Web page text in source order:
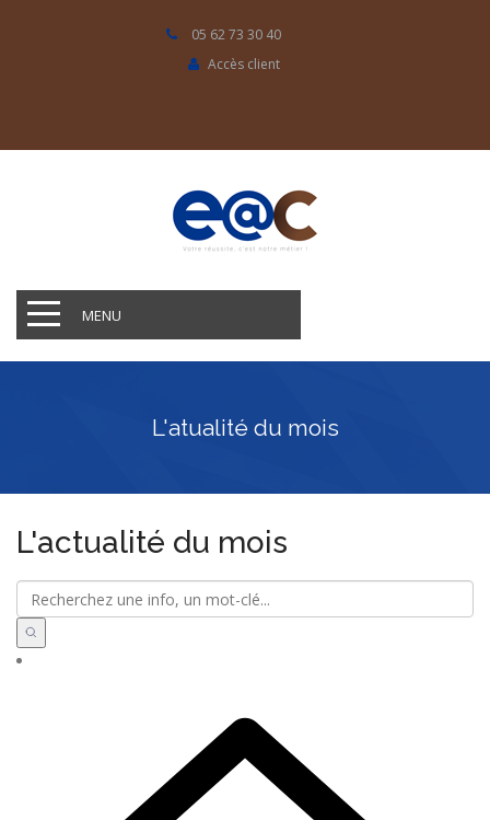
05 62 73 30 40
Accès client
MENU
L'atualité du mois
L'actualité du mois